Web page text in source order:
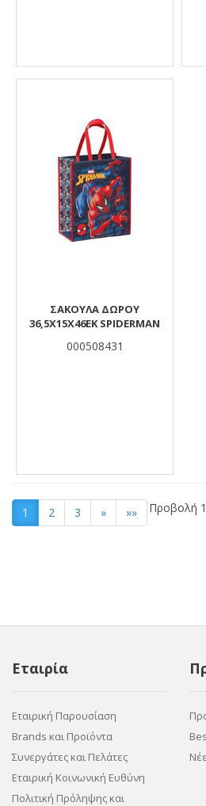
ΣΑΚΟΥΛΑ ΔΩΡΟΥ
36,5Χ15Χ46ΕΚ SPIDERMAN
000508431
1 2 3 » »» Προβολή
Εταιρία
Εταιρική Παρουσίαση
Brands και Προϊόντα
Συνεργάτες και Πελάτες
Εταιρική Κοινωνική Ευθύνη
Πολιτική Πρόληψης και